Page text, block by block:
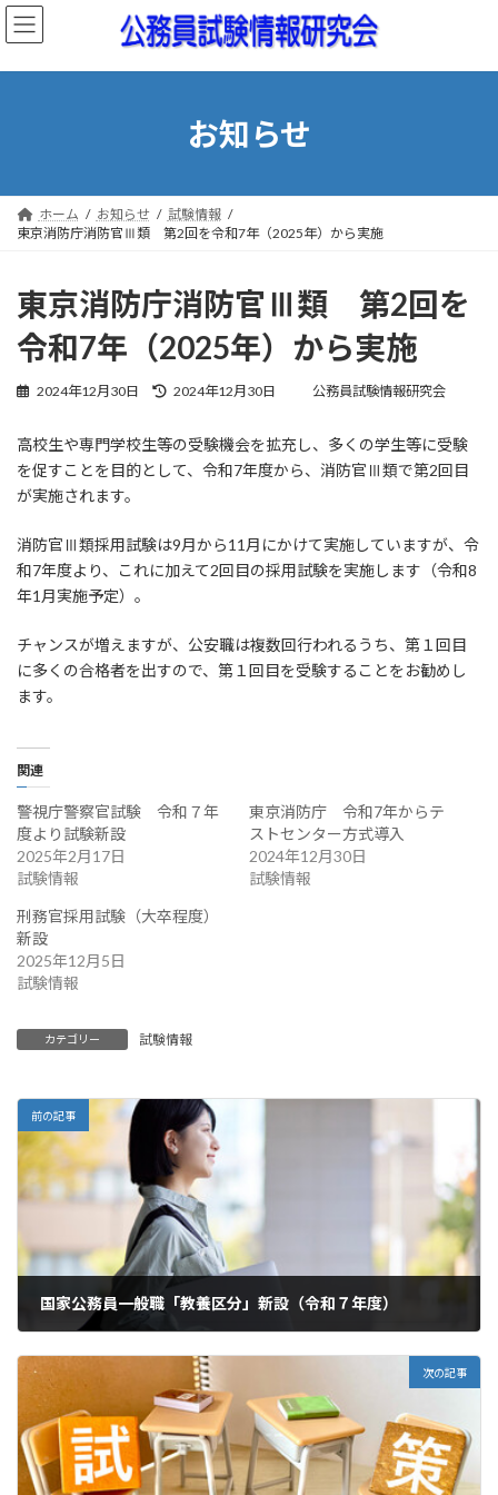
コ
ン
ン
ナ
ビ
ー
お知らせ
ホーム お知らせ
試験情報
東京消防庁消防官Ⅲ類 第2回を令和7年（2025年）から実施
東京消防庁消防官Ⅲ類 第2回を
令和7年（2025年）から実施
2024年12月30日
最
新
日
2024年12月30日 公務員試験情報研究会
高校生や専門学校生等の受験機会を拡充し、多くの学生等に受験
を促すことを目的として、令和7年度から、消防官Ⅲ類で第2回目
が実施されます。
消防官Ⅲ類採用試験は9月から11月にかけて実施していますが、令
和7年度より、これに加えて2回目の採用試験を実施します（令和8
年1月実施予定）。
チャンスが増えますが、公安職は複数回行われるうち、第１回目
に多くの合格者を出すので、第１回目を受験することをお勧めし
ます。
関連
警視庁警察官試験 令和７年
度より試験新設
2025年2月17日
試験情報
東京消防庁 令和7年からテ
ストセンター方式導入
2024年12月30日
試験情報
刑務官採用試験（大卒程度）
新設
2025年12月5日
試験情報
カテゴリー 試験情報
前の記事
国家公務員一般職「教養区分」新設（令和７年度）
次の記事